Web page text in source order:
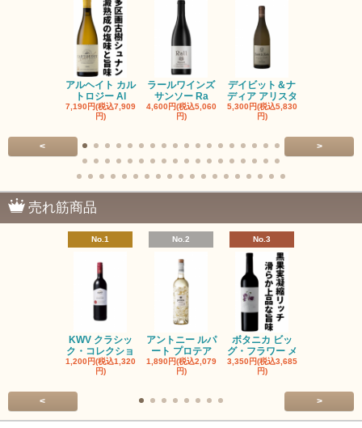
アルヘイト カル
トロジー Al
7,190円(税込7,909
円)
ラールワインズ
サンソー Ra
4,600円(税込5,060
円)
デイビット＆ナ
ディア アリスタ
5,300円(税込5,830
円)
< >
売れ筋商品
No.1
KWV クラシッ
ク・コレクショ
1,200円(税込1,320
円)
No.2
アントニー ルパ
ート プロテア
1,890円(税込2,079
円)
No.3
ボタニカ ビッ
グ・フラワー メ
3,350円(税込3,685
円)
< >